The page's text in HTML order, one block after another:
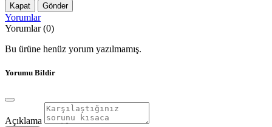
Kapat
Gönder
Yorumlar
Yorumlar (0)
Bu ürüne henüz yorum yazılmamış.
Yorumu Bildir
Açıklama